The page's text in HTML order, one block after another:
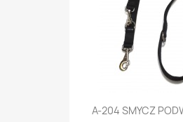
A-204 SMYCZ